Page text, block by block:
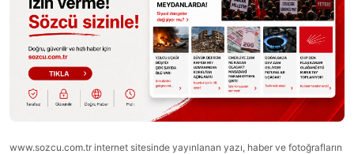
www.sozcu.com.tr internet sitesinde yayınlanan yazı, haber ve fotoğrafların